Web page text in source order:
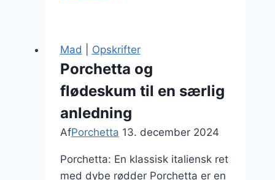
og
urter
Mad Opskrifter
Porchetta og
flødeskum til en særlig
anledning
AfPorchetta 13. december 2024
Porchetta: En klassisk italiensk ret
med dybe rødder Porchetta er en